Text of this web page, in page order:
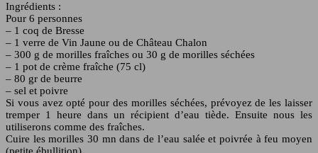
Ingrédients :
Pour 6 personnes
– 1 coq de Bresse
– 1 verre de Vin Jaune ou de Château Chalon
– 300 g de morilles fraîches ou 30 g de morilles séchées
– 1 pot de crème fraîche (75 cl)
– 80 gr de beurre
– sel et poivre
Si vous avez opté pour des morilles séchées, prévoyez de les laisser
tremper 1 heure dans un récipient d’eau tiède. Ensuite nous les
utiliserons comme des fraîches.
Cuire les morilles 30 mn dans de l’eau salée et poivrée à feu moyen